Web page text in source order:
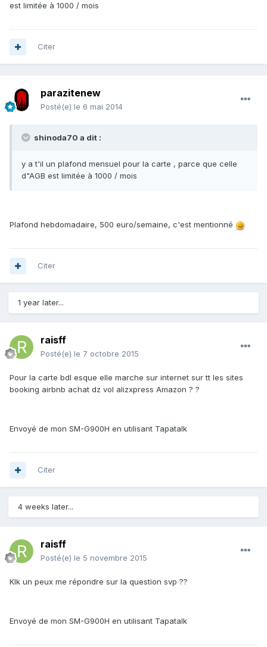
est limitée à 1000 / mois
Citer
parazitenew
Posté(e) le 6 mai 2014
shinoda70 a dit :
y a t'il un plafond mensuel pour la carte , parce que celle
d"AGB est limitée à 1000 / mois
Plafond hebdomadaire, 500 euro/semaine, c'est mentionné
Citer
1 year later...
raisff
Posté(e) le 7 octobre 2015
Pour la carte bdl esque elle marche sur internet sur tt les sites
booking airbnb achat dz vol alizxpress Amazon ? ?
Envoyé de mon SM-G900H en utilisant Tapatalk
Citer
4 weeks later...
raisff
Posté(e) le 5 novembre 2015
Klk un peux me répondre sur la question svp ??
Envoyé de mon SM-G900H en utilisant Tapatalk